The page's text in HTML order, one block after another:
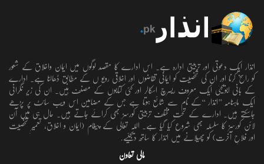
انذار ایک دعوتی اور تربیتی ادارہ ہے۔ اس ادارے کا مقصد لوگوں میں ایمان واخلاق کے شعور
کو راسخ کرنا اور ان کی شخصیت کو ایمانی تقاضوں اور اخلاقی رویو ں کے مطابق ڈھالنا ہے۔ ادارے
کے بانی ابویحییٰ ایک معروف ریسرچ اسکالر اور کئی کتابوں کے مصنف ہیں۔ ان کی زیر نگرانی
ایک ماہنامہ ’’انذار ‘‘کے نام سے شائع ہوتا ہے جس کے مضامین اس ویب سائٹ پر پڑھے
جاسکتے ہیں۔ ادارے کے تحت مختلف تربیتی کورسز بھی کرائے جاتے ہیں۔ حال ہی میں آن
لائن کورسز کا سلسلہ بھی شروع کیا گیا ہے۔ اللہ تعالٰی کے پیغام (ایمان و اخلاق، تعمیرِ شخصیت
اور فلاحِ آخرت) کو پھیلانے میں انذار کا ساتھ دیجئیے.
مالی تعاون